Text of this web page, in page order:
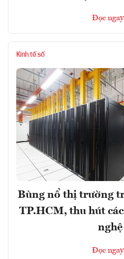
Đọc ngay
Kinh tế số
Bùng nổ thị trường
TP.HCM, thu hút
nghệ
Đọc ngay